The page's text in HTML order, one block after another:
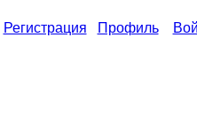
Регистрация Профиль